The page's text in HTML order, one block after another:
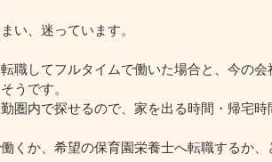
い、迷っています。
職してフルタイムで働いた場合と、今の
うです。
圏内で探せるので、家を出る時間・帰宅時
くか、希望の保育園栄養士へ転職するか、